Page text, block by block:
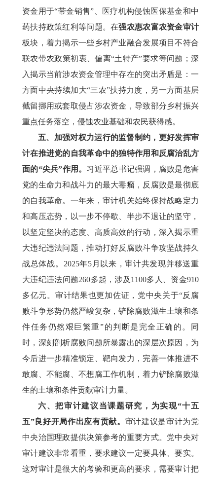
资金用于“带金销售”、医疗机构侵蚀医保基金和中
药扶持政策红利等问题。在强农惠农富农资金审计
板块，着力揭示一些乡村产业融合发展项目不符合
联农带农政策初衷、偏离“土特产”要求等问题；深
入揭示当前涉农资金管理中存在的突出矛盾是：一
方面中央持续加大“三农”扶持力度，另一方面基层
截留挪用或套取侵占涉农资金，导致部分乡村振兴
重点任务落空，侵蚀农业基础和农民获得感。
五、加强对权力运行的监督制约，更好发挥审
计在推进党的自我革命中的独特作用和反腐治乱方
面的“尖兵”作用。 习近平总书记强调，腐败是危害
党的生命力和战斗力的最大毒瘤，反腐败是最彻底
的自我革命。一年来，审计机关始终保持战略定力
和高压态势，以一步不停歇、半步不退让的坚守，
以坚定坚决的态度、高质高效的行动，深入揭示重
大违纪违法问题，推动打好反腐败斗争攻坚战持久
战总体战。2025年5月以来，审计共发现并移送重
大违纪违法问题260多起，涉及1100多人、资金910
多亿元。审计结果也更加佐证，党中央关于“反腐
败斗争形势仍然严峻复杂，铲除腐败滋生土壤和条
件任务仍然艰巨繁重”的判断是完全正确的。同
时，深刻剖析腐败问题所暴露出的深层次原因，为
今后进一步精准锁定、靶向发力，完善一体推进不
敢腐、不能腐、不想腐工作机制，着力铲除腐败滋
生的土壤和条件贡献审计力量。
六、把审计建议当课题研究，为实现“十五
五”良好开局作出应有贡献。 审计建议是审计为党
中央治国理政提供决策参考的重要方式。党中央对
审计建议非常看重，要求建议一定要具体、要实。
这对审计是很大的考验和更高的要求，需要审计把